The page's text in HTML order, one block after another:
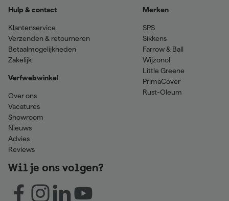
Hulp & contact
Klantenservice
Verzenden & retourneren
Betaalmogelijkheden
Zakelijk
Verfwebwinkel
Over ons
Vacatures
Showroom
Nieuws
Advies
Reviews
Merken
SPS
Sikkens
Farrow & Ball
Wijzonol
Little Greene
PrimaCover
Rust-Oleum
Wil je ons volgen?